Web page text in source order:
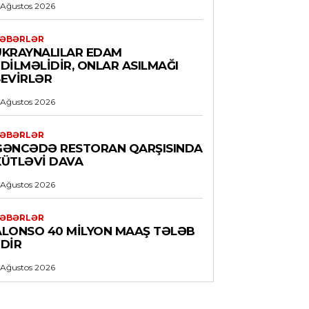
2026
EDAM
ONLAR ASILMAĞI
2026
RESTORAN QARŞISINDA
DAVA
2026
40 MILYON MAAŞ TƏLƏB
2026